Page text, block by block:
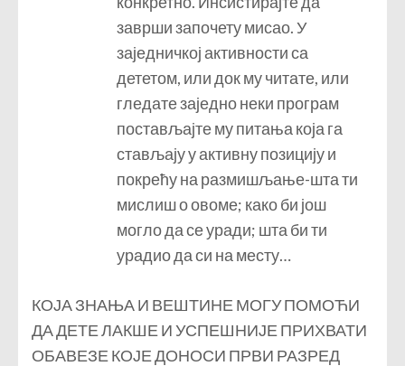
заврши започету мисао. У
заједничкој активности са
дететом, или док му читате, или
гледате заједно неки програм
постављајте му питања која га
стављају у активну позицију и
покрећу на размишљање-шта ти
мислиш о овоме; како би још
могло да се уради; шта би ти
урадио да си на месту…
КОЈА ЗНАЊА И ВЕШТИНЕ МОГУ ПОМОЋИ
ДА ДЕТЕ ЛАКШЕ И УСПЕШНИЈЕ ПРИХВАТИ
ОБАВЕЗЕ КОЈЕ ДОНОСИ ПРВИ РАЗРЕД